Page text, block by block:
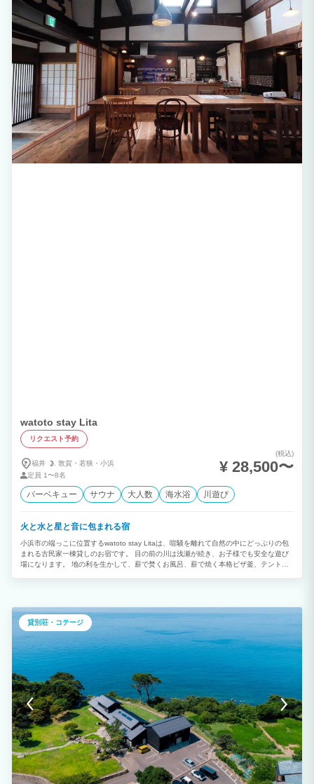
watoto stay Lita
リクエスト予約
福井 敦賀・ 若狭・ 小浜
定員 1〜8名
(税込)
¥ 28,500〜
バーベキュー サウナ 大人数 海水浴 川遊び
火と水と星と音に包まれる宿
小浜市の端っこに位置するwatoto stay Litaは、喧騒を離れて自然の中にどっぷりの包
まれる古民家一棟貸しのお宿です。 目の前の川は浅瀬が続き、お子様でも安全な遊び
場になります。 地の利を生かして、薪で焚くお風呂、薪で焼く本格ピザ釜、テントサ
貸別荘・コテージ